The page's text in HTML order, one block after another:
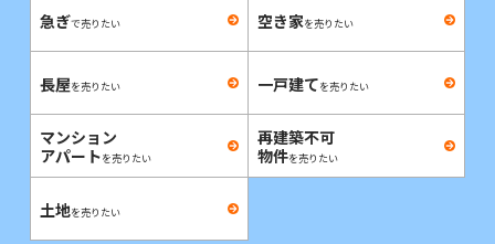
急ぎで売りたい 空き家を売りたい
長屋を売りたい 一戸建てを売りたい
マンション
アパートを売りたい
再建築不可
物件を売りたい
土地を売りたい